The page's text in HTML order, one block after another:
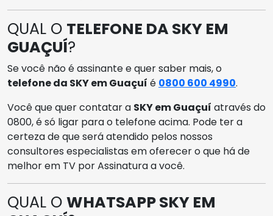
QUAL O TELEFONE DA SKY EM
GUAÇUÍ?
Se você não é assinante e quer saber mais, o
telefone da SKY em Guaçuí é 0800 600 4990.
Você que quer contatar a SKY em Guaçuí através do
0800, é só ligar para o telefone acima. Pode ter a
certeza de que será atendido pelos nossos
consultores especialistas em oferecer o que há de
melhor em TV por Assinatura a você.
QUAL O WHATSAPP SKY EM